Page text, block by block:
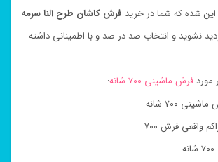
این شده که شما در خرید فرش کاشان طرح النا سرمه
نشوید و انتخاب صد در صد و با اطمینانی داشته
فرش ماشینی ۷۰۰ شانه
:
۷۰۰ شانه
واقعی فرش ۷۰۰